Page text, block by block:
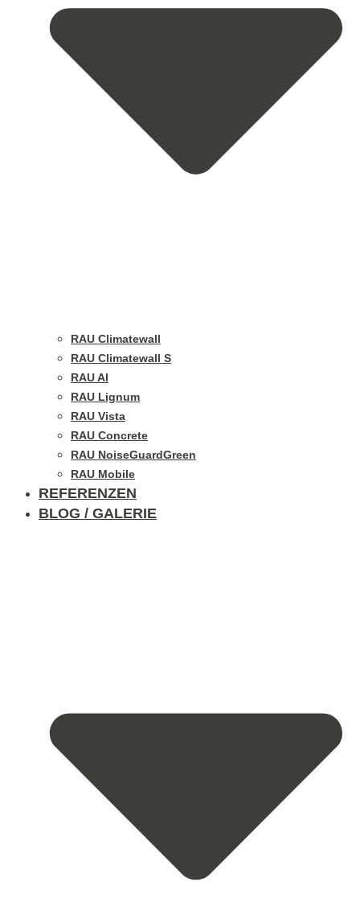
RAU Climatewall
RAU Climatewall S
RAU Al
RAU Lignum
RAU Vista
RAU Concrete
RAU NoiseGuardGreen
RAU Mobile
REFERENZEN
BLOG / GALERIE